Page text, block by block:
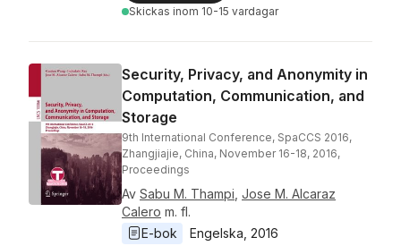
Skickas inom 10-15 vardagar
Security, Privacy, and Anonymity in
Computation, Communication, and
Storage
9th International Conference, SpaCCS 2016,
Zhangjiajie, China, November 16-18, 2016,
Proceedings
Av Sabu M. Thampi Jose M. Alcaraz
Calero m. fl.
E-bok
Engelska 2016